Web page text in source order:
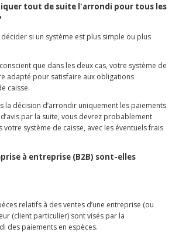
tout de suite l'arrondi pour tous les
si un système est plus simple ou plus
que dans les deux cas, votre système de
adapté pour satisfaire aux obligations
caisse.
la décision d’arrondir uniquement les paiements
par la suite, vous devrez probablement
système de caisse, avec les éventuels frais
à entreprise (B2B) sont-elles
relatifs à des ventes d’une entreprise (ou
(client particulier) sont visés par la
des paiements en espèces.